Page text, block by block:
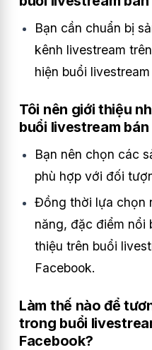
Bạn cần chuẩn bị
kênh livestream
hiện buổi
Tôi nên giới thiệu
buổi livestream
Bạn nên chọn các
phù hợp với đối
Đồng thời lựa chọn
năng, đặc điểm nổi
thiệu trên buổi
Facebook.
Làm thế nào để
trong buổi
Facebook?